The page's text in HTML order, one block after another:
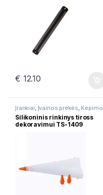
€ 12.10
Įrankiai, Įvairios prekės, Kepimo
formos ,Virtuvės įrankių rinkiniai
Silikoninis rinkinys tiross
dekoravimui TS-1409